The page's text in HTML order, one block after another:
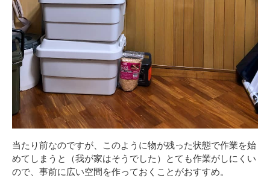
当たり前なのですが、このように物が残った状態で作業を始
めてしまうと（我が家はそうでした）とても作業がしにくい
ので、事前に広い空間を作っておくことがおすすめ。